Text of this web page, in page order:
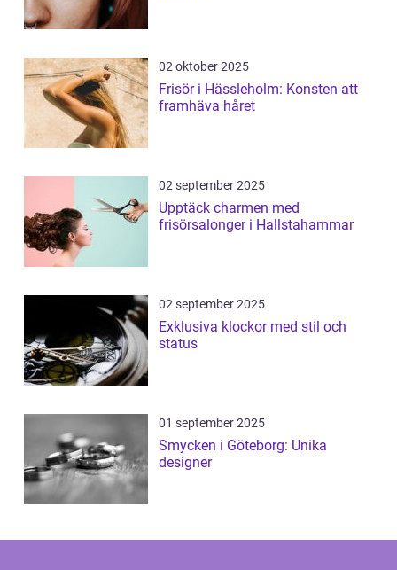
02 oktober 2025
Frisör i Hässleholm: Konsten att
framhäva håret
02 september 2025
Upptäck charmen med
frisörsalonger i Hallstahammar
02 september 2025
Exklusiva klockor med stil och
status
01 september 2025
Smycken i Göteborg: Unika
designer